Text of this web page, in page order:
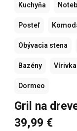
Kuchyňa
Posteľ
Obývacia stena
Bazény Vírivka
Dormeo
Gril na
39,99 €